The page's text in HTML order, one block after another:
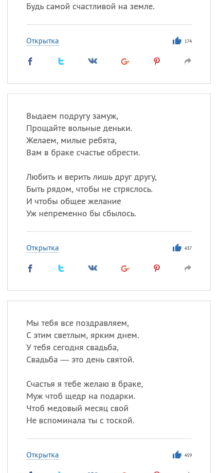
Будь самой счастливой на земле.
Открытка 174
Выдаем подругу замуж,
Прощайте вольные деньки.
Желаем, милые ребята,
Вам в браке счастье обрести.
Любить и верить лишь друг другу,
Быть рядом, чтобы не стряслось.
И чтобы общее желание
Уж непременно бы сбылось.
Открытка 437
Мы тебя все поздравляем,
С этим светлым, ярким днем.
У тебя сегодня свадьба,
Свадьба — это день святой.
Счастья я тебе желаю в браке,
Муж чтоб щедр на подарки.
Чтоб медовый месяц свой
Не вспоминала ты с тоской.
Открытка 459
Сергей, Теодор,